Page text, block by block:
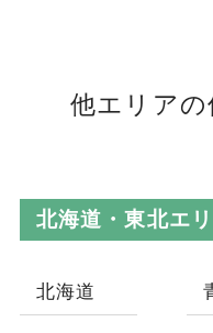
他エリアの
北海道・東北エ
北海道